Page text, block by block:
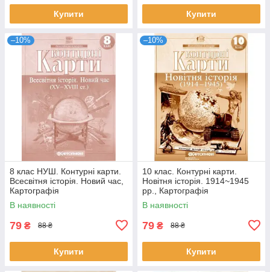
Купити Купити
–10%
8 клас НУШ. Контурні карти.
Всесвітня історія. Новий час,
Картографія
В наявності
79 ₴ 88 ₴
Купити
–10%
10 клас. Контурні карти.
Новітня історія. 1914~1945
рр., Картографія
В наявності
79 ₴ 88 ₴
Купити